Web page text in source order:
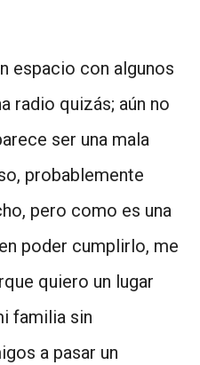
espacio con algunos
radio quizás; aún no
ser una mala
probablemente
pero como es una
poder cumplirlo, me
quiero un lugar
familia sin
a pasar un